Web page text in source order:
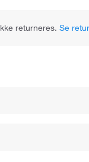
returneres.Se